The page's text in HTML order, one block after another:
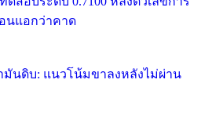
นแอกว่าคาด
มันดิบ: แนวโน้มขาลงหลังไม่ผ่าน